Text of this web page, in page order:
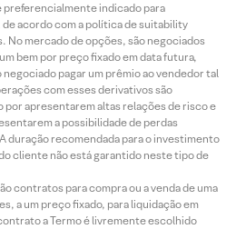
preferencialmente indicado para
acordo com a política de suitability
No mercado de opções, são negociados
bem por preço fixado em data futura,
pagar um prêmio ao vendedor tal
com esses derivativos são
apresentarem altas relações de risco e
a possibilidade de perdas
duração recomendada para o investimento
cliente não está garantido neste tipo de
contratos para compra ou a venda de uma
a um preço fixado, para liquidação em
a Termo é livremente escolhido